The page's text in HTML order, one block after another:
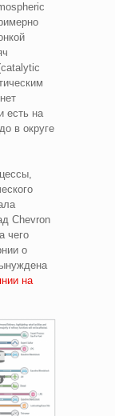
есть на
в округе
Chevron
чего
о
на